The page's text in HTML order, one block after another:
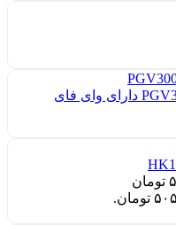
قیمت اصلی: ۵۷۴,۹۹۲ تومان